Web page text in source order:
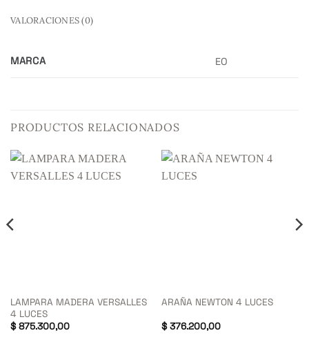
VALORACIONES (0)
MARCA EO
PRODUCTOS RELACIONADOS
LAMPARA MADERA VERSALLES
4 LUCES
$875.300,00
ARAÑA NEWTON 4 LUCES
$376.200,00